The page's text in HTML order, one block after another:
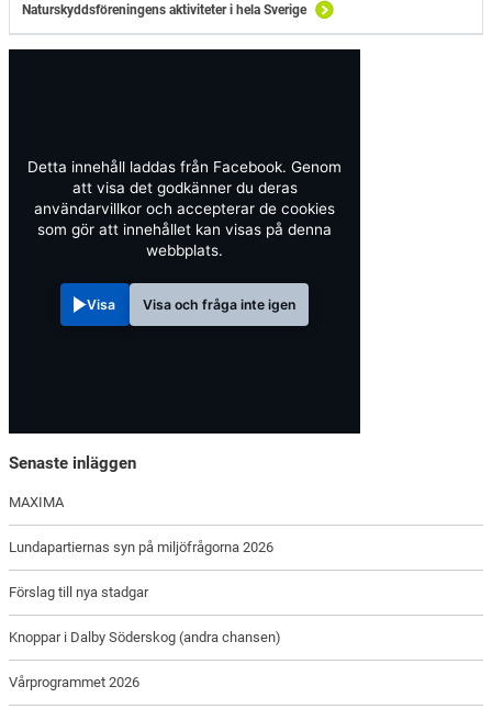
Naturskyddsföreningens aktiviteter i hela Sverige
Detta innehåll laddas från Facebook. Genom
att visa det godkänner du deras
användarvillkor och accepterar de cookies
som gör att innehållet kan visas på denna
webbplats.
Visa Visa och fråga inte igen
Senaste inläggen
MAXIMA
Lundapartiernas syn på miljöfrågorna 2026
Förslag till nya stadgar
Knoppar i Dalby Söderskog (andra chansen)
Vårprogrammet 2026